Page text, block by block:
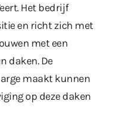
Het bedrijf
en richt zich met
met een
daken. De
maakt kunnen
op deze daken